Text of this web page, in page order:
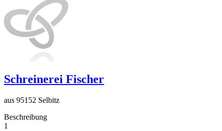
Schreinerei Fischer
aus 95152 Selbitz
Beschreibung
1